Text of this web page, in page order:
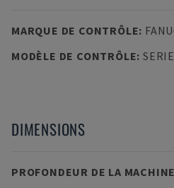
MARQUE DE CONTRÔLE:
MODÈLE DE CONTRÔLE:
DIMENSIONS
PROFONDEUR DE LA MACHINE